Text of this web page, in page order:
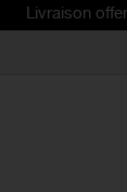
offerte dès